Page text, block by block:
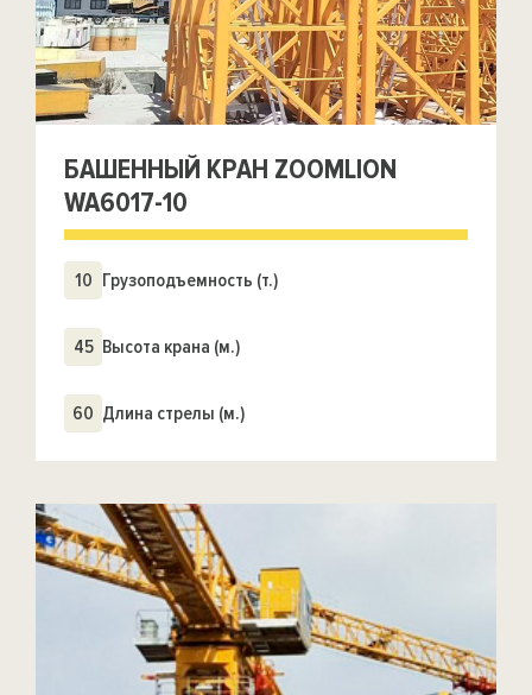
БАШЕННЫЙ КРАН ZOOMLION
WA6017-10
10 Грузоподъемность (т.)
45 Высота крана (м.)
60 Длина стрелы (м.)